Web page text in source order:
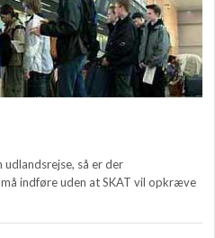
så er der
indføre uden at SKAT vil opkræve